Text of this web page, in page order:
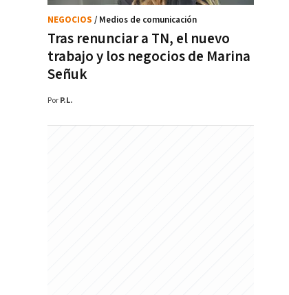
Tras renunciar a TN, el nuevo
trabajo y los negocios de Marina
Señuk
NEGOCIOS / Medios de comunicación
Por P.L.